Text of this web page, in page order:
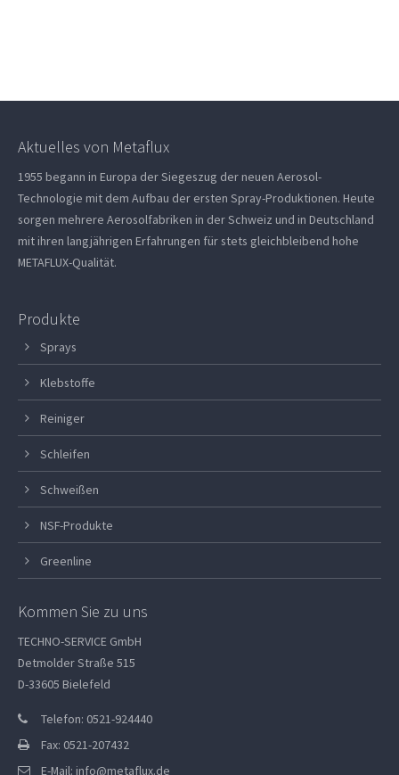
Aktuelles von Metaflux
1955 begann in Europa der Siegeszug der neuen Aerosol-
Technologie mit dem Aufbau der ersten Spray-Produktionen. Heute
sorgen mehrere Aerosolfabriken in der Schweiz und in Deutschland
mit ihren langjährigen Erfahrungen für stets gleichbleibend hohe
METAFLUX-Qualität.
Produkte
Sprays
Klebstoffe
Reiniger
Schleifen
Schweißen
NSF-Produkte
Greenline
Kommen Sie zu uns
TECHNO-SERVICE GmbH
Detmolder Straße 515
D-33605 Bielefeld
Telefon: 0521-924440
Fax: 0521-207432
E-Mail: info@metaflux.de